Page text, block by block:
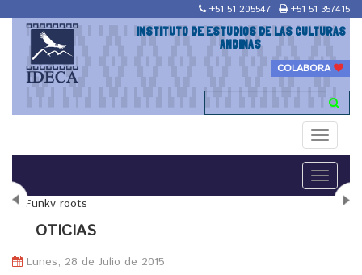
+51 51 205547 +51 51 357415
INSTITUTO DE ESTUDIOS DE LAS CULTURAS
ANDINAS
COLABORA
Toggle
Toggle
OTICIAS
Lunes, 28 de Julio de 2015